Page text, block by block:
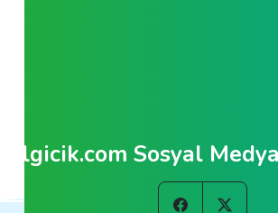
Bilgicik.com Sosyal